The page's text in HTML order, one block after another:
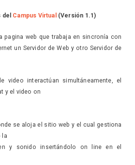
Campus Virtual (Versión 1.1)
pagina web que trabaja en sincronía con
un Servidor de Web y otro Servidor de
video interactúan simultáneamente, el
y el video on
se aloja el sitio web y el cual gestiona
la
y sonido insertándolo on line en el